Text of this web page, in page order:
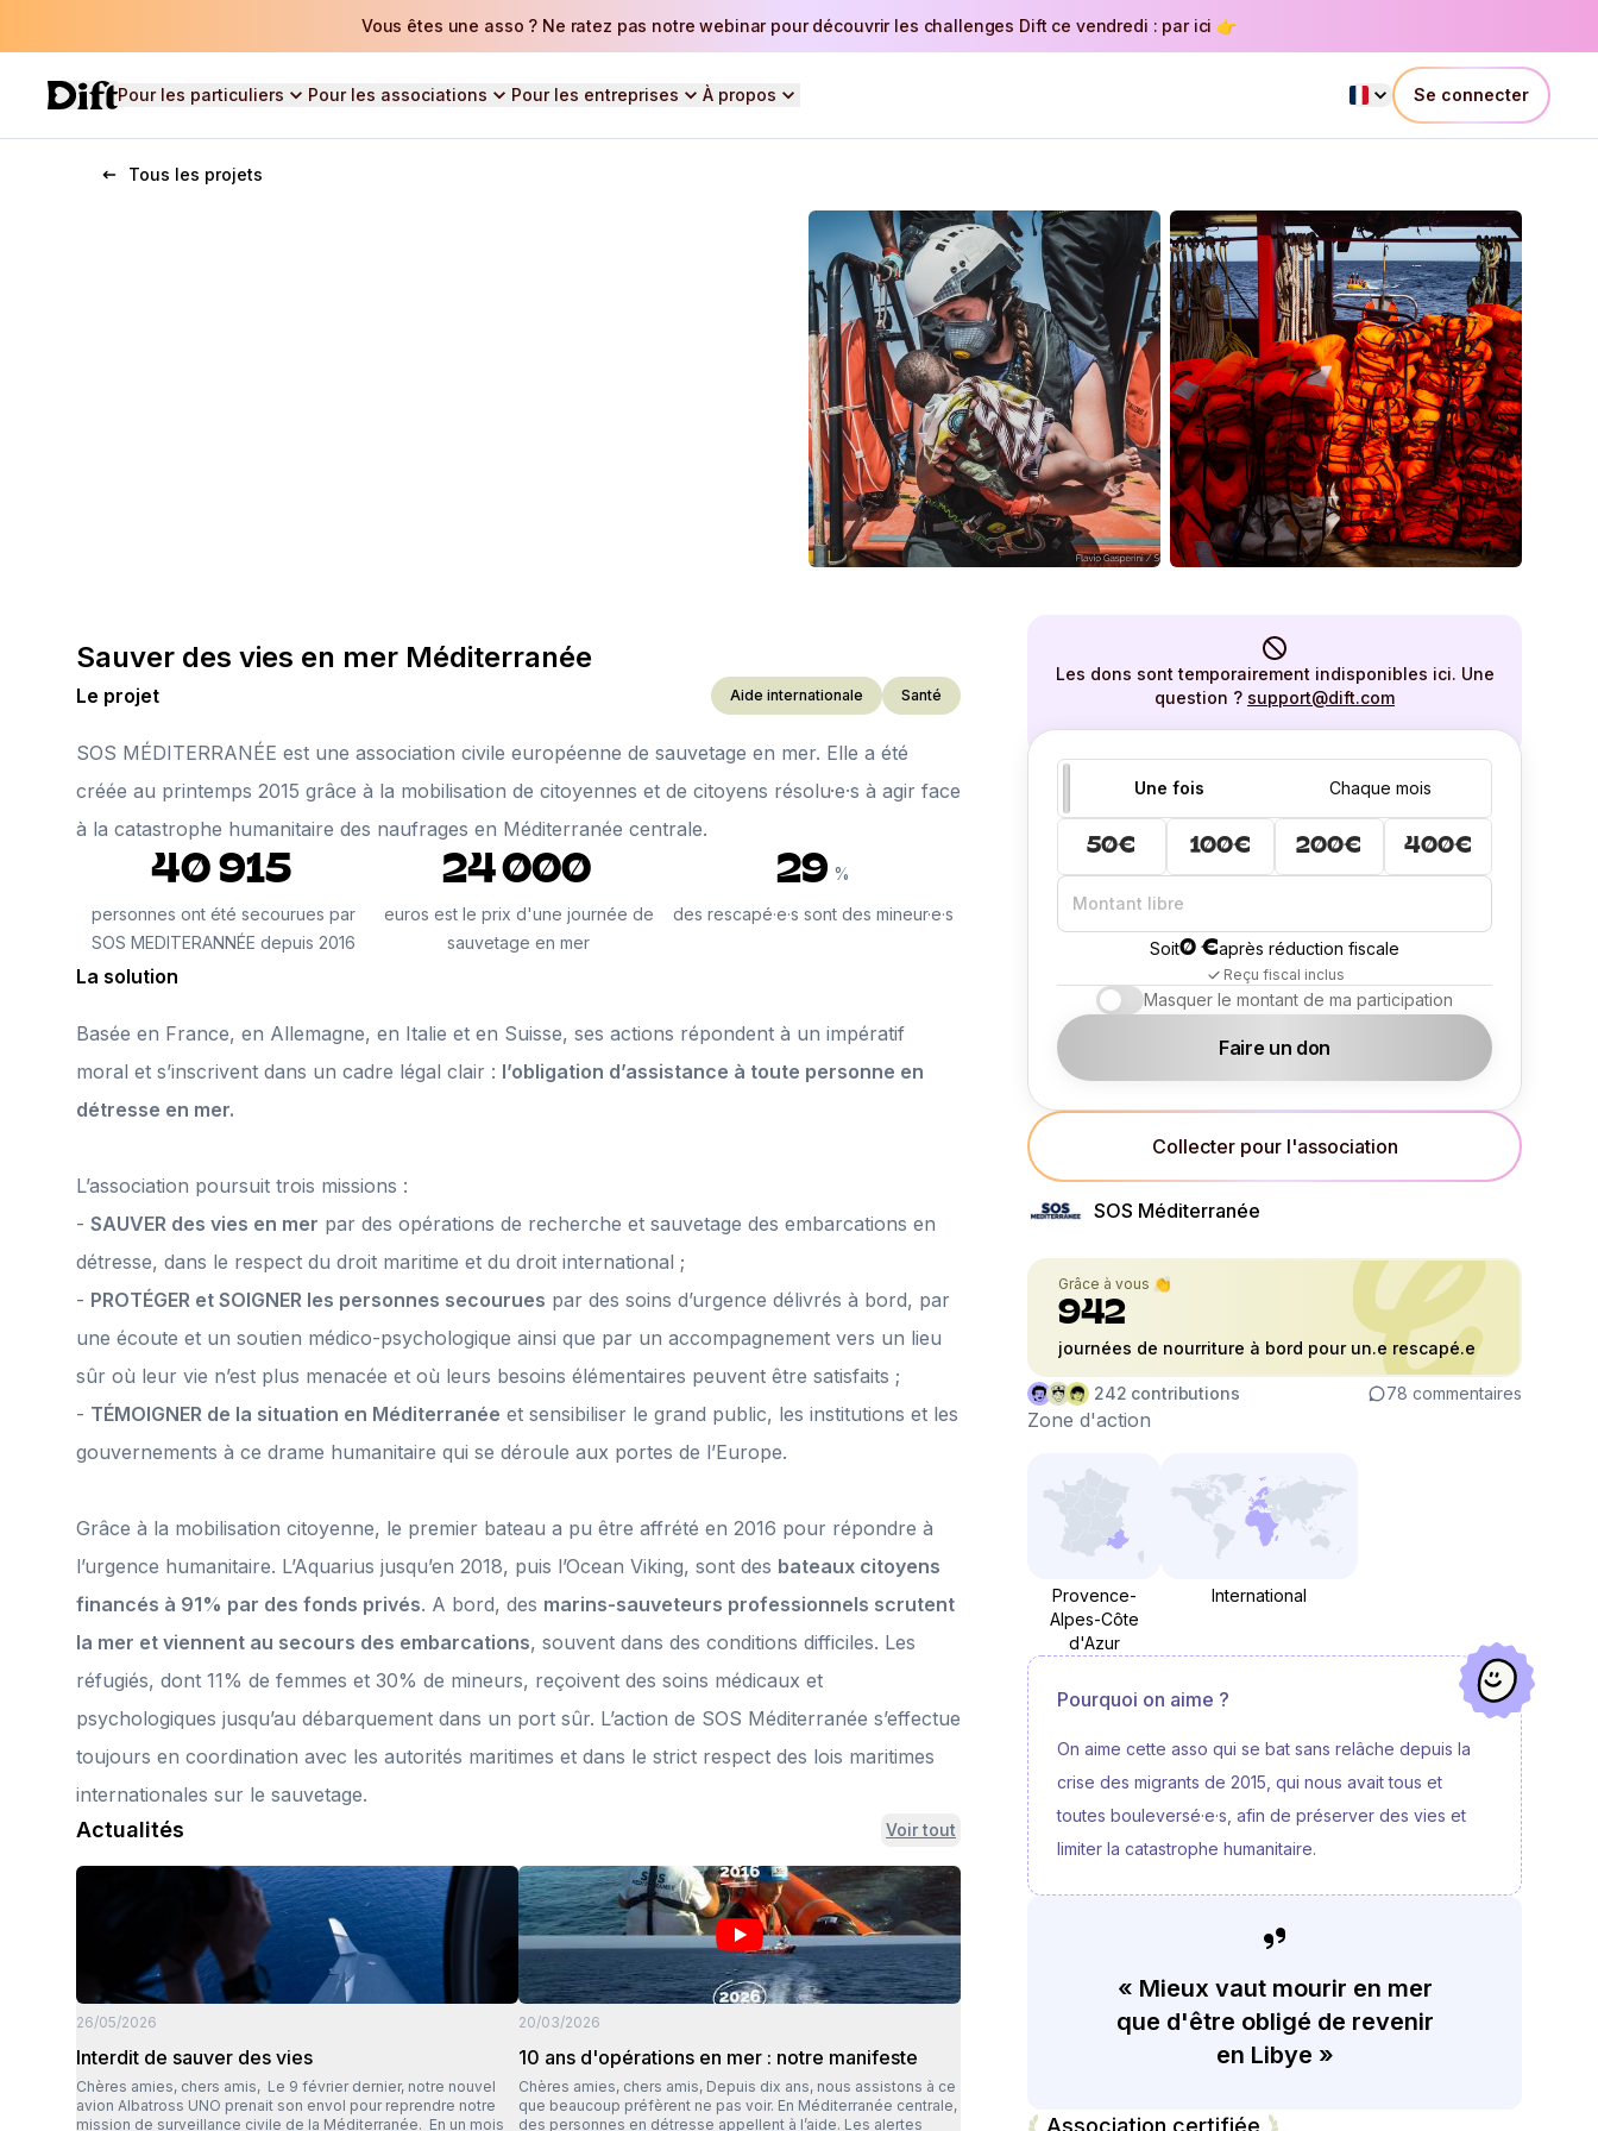
Vous êtes une asso ? Ne ratez pas notre webinar pour découvrir les challenges Dift ce vendredi : par ici 👉
Pour les particuliers Pour les associations Pour les entreprises À propos Se connecter
Tous les projets
Sauver des vies en mer Méditerranée
Le projet Aide internationale Santé
SOS MÉDITERRANÉE est une association civile européenne de sauvetage en mer. Elle a été
créée au printemps 2015 grâce à la mobilisation de citoyennes et de citoyens résolu·e·s à agir face
à la catastrophe humanitaire des naufrages en Méditerranée centrale.
40 915
personnes ont été secourues par
SOS MEDITERANNÉE depuis 2016
24 000
euros est le prix d'une journée de
sauvetage en mer
29 %
des rescapé·e·s sont des mineur·e·s
La solution
Basée en France, en Allemagne, en Italie et en Suisse, ses actions répondent à un impératif
moral et s’inscrivent dans un cadre légal clair : l’obligation d’assistance à toute personne en
détresse en mer.
L’association poursuit trois missions :
- SAUVER des vies en mer par des opérations de recherche et sauvetage des embarcations en
détresse, dans le respect du droit maritime et du droit international ;
- PROTÉGER et SOIGNER les personnes secourues par des soins d’urgence délivrés à bord, par
une écoute et un soutien médico-psychologique ainsi que par un accompagnement vers un lieu
sûr où leur vie n’est plus menacée et où leurs besoins élémentaires peuvent être satisfaits ;
- TÉMOIGNER de la situation en Méditerranée et sensibiliser le grand public, les institutions et les
gouvernements à ce drame humanitaire qui se déroule aux portes de l’Europe.
Grâce à la mobilisation citoyenne, le premier bateau a pu être affrété en 2016 pour répondre à
l’urgence humanitaire. L’Aquarius jusqu’en 2018, puis l’Ocean Viking, sont des bateaux citoyens
financés à 91% par des fonds privés. A bord, des marins-sauveteurs professionnels scrutent
la mer et viennent au secours des embarcations, souvent dans des conditions difficiles. Les
réfugiés, dont 11% de femmes et 30% de mineurs, reçoivent des soins médicaux et
psychologiques jusqu’au débarquement dans un port sûr. L’action de SOS Méditerranée s’effectue
toujours en coordination avec les autorités maritimes et dans le strict respect des lois maritimes
internationales sur le sauvetage.
Actualités Voir tout
26/05/2026
Interdit de sauver des vies
Chères amies, chers amis, Le 9 février dernier, notre nouvel
avion Albatross UNO prenait son envol pour reprendre notre
mission de surveillance civile de la Méditerranée. En un mois
20/03/2026
10 ans d'opérations en mer : notre manifeste
Chères amies, chers amis, Depuis dix ans, nous assistons à ce
que beaucoup préfèrent ne pas voir. En Méditerranée centrale,
des personnes en détresse appellent à l’aide. Les alertes
Les dons sont temporairement indisponibles ici. Une
question ? support@dift.com
Une fois Chaque mois
50€ 100€ 200€ 400€
Soit0 €après réduction fiscale
Reçu fiscal inclus
Masquer le montant de ma participation
Faire un don
Collecter pour l'association
SOS Méditerranée
Grâce à vous 👏
942
journées de nourriture à bord pour un.e rescapé.e
242 contributions 78 commentaires
Zone d'action
Provence-
Alpes-Côte
d'Azur
International
Pourquoi on aime ?
On aime cette asso qui se bat sans relâche depuis la
crise des migrants de 2015, qui nous avait tous et
toutes bouleversé·e·s, afin de préserver des vies et
limiter la catastrophe humanitaire.
« Mieux vaut mourir en mer
que d'être obligé de revenir
en Libye »
Association certifiée